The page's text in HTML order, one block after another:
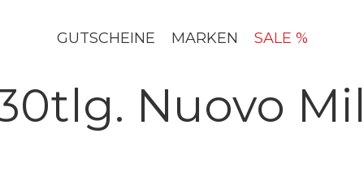
GUTSCHEINE MARKEN SALE %
Nuovo